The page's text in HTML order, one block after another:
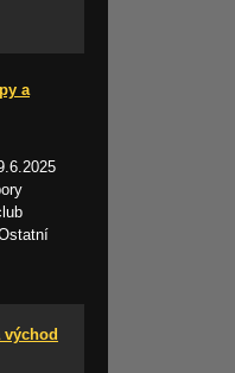
a